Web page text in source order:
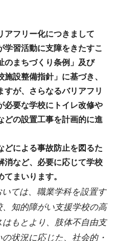
アフリー化につきまして
学習活動に支障をきたすこ
のまちづくり条例」及び
施設整備指針」に基づき、
すが、さらなるバリアフリ
必要な学校にトイレ改修や
どの設置工事を計画的に進
による事故防止を図るた
消など、必要に応じて学校
まいります。
ては、職業学科を設置す
知的障がい支援学校の高
もとより、肢体不自由支
状況に応じた、社会的・